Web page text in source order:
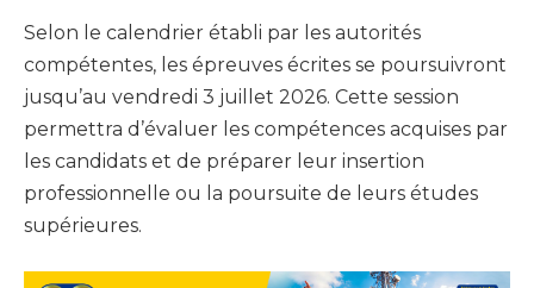
Selon le calendrier établi par les autorités
compétentes, les épreuves écrites se poursuivront
jusqu’au vendredi 3 juillet 2026. Cette session
permettra d’évaluer les compétences acquises par
les candidats et de préparer leur insertion
professionnelle ou la poursuite de leurs études
supérieures.